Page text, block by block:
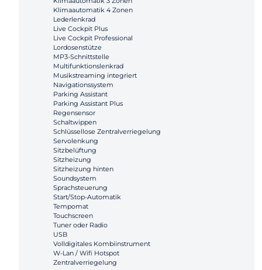
Klimaautomatik 4 Zonen
Lederlenkrad
Live Cockpit Plus
Live Cockpit Professional
Lordosenstütze
MP3-Schnittstelle
Multifunktionslenkrad
Musikstreaming integriert
Navigationssystem
Parking Assistant
Parking Assistant Plus
Regensensor
Schaltwippen
Schlüssellose Zentralverriegelung
Servolenkung
Sitzbelüftung
Sitzheizung
Sitzheizung hinten
Soundsystem
Sprachsteuerung
Start/Stop-Automatik
Tempomat
Touchscreen
Tuner oder Radio
USB
Volldigitales Kombiinstrument
W-Lan / Wifi Hotspot
Zentralverriegelung